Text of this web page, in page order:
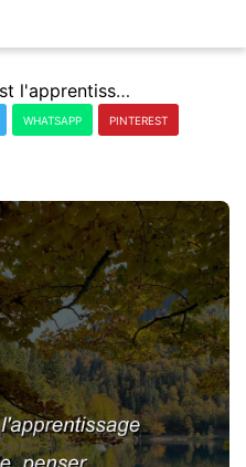
Le roman est l'apprentissage de la libertÃ© de penser.
WHATSAPP PINTEREST